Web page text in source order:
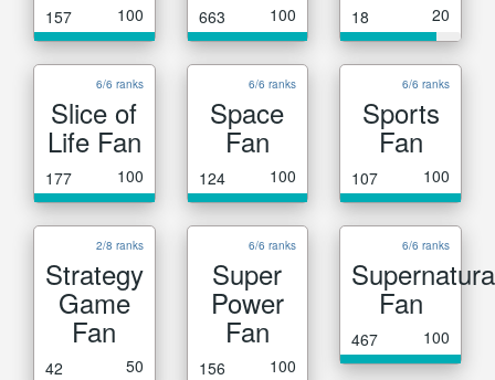
157 100 663 100 18 20
6/6 ranks
Slice of
Life Fan
177 100
6/6 ranks
Space
Fan
124 100
6/6 ranks
Sports
Fan
107 100
2/8 ranks
Strategy
Game
Fan
42 50
6/6 ranks
Super
Power
Fan
156 100
6/6 ranks
Fan
467 100